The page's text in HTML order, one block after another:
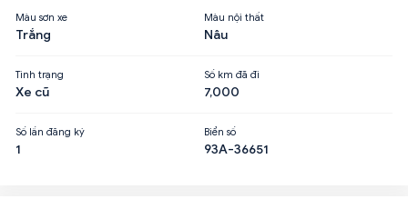
Màu sơn xe
Trắng
Màu nội thất
Nâu
Tình trạng
Xe cũ
Số km đã đi
7,000
Số lần đăng ký
1
Biển số
93A-36651